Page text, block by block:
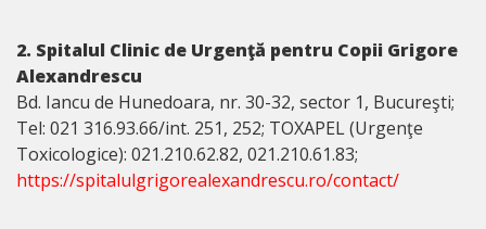
2. Spitalul Clinic de Urgenţă pentru Copii Grigore
Alexandrescu
Bd. Iancu de Hunedoara, nr. 30-32, sector 1, Bucureşti;
Tel: 021 316.93.66/int. 251, 252; TOXAPEL (Urgenţe
Toxicologice): 021.210.62.82, 021.210.61.83;
https://spitalulgrigorealexandrescu.ro/contact/